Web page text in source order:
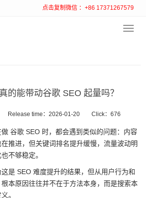
点击复制微信 ：+86 17371267579
的能带动谷歌 SEO 起量吗？
Release time：2026-01-20 Click： 676
谷歌 SEO 时，都会遇到类似的问题：内容
推进，但关键词排名提升缓慢，流量波动明
不够稳定。
是 SEO 难度提升的结果，但从用户行为和
本原因往往并不在于方法本身，而是搜索本
。